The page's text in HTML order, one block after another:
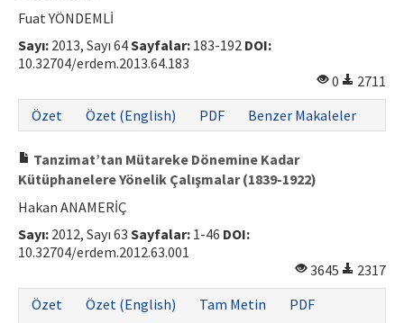
Rehberler
Yayın Politikaları
İletişim
ISSN: 1010-867X · e-ISSN: 2667-8713
Fuat YÖNDEMLİ
Sayı: 2013, Sayı 64Sayfalar: 183-192 DOI:
10.32704/erdem.2013.64.183
0
2711
Özet
Özet (English) PDF Benzer Makaleler
Tanzimat’tan Mütareke Dönemine Kadar
Kütüphanelere Yönelik Çalışmalar (1839-1922)
Hakan ANAMERİÇ
Sayı: 2012, Sayı 63 Sayfalar: 1-46 DOI:
10.32704/erdem.2012.63.001
3645
2317
Özet
Özet (English) Tam Metin
PDF